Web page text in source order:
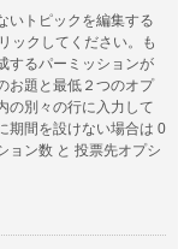
いトピックを編集する
ックしてください。も
するパーミッションが
お題と最低２つのオプ
の別々の行に入力して
期間を設けない場合は 0
ョン数 と 投票先オプシ